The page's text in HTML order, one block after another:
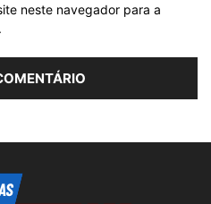
neste navegador para a